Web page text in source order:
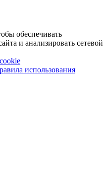
обеспечивать
и анализировать сетевой
использования